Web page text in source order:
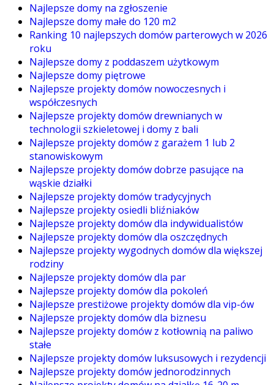
Najlepsze domy na zgłoszenie
Najlepsze domy małe do 120 m2
Ranking 10 najlepszych domów parterowych w 2026
roku
Najlepsze domy z poddaszem użytkowym
Najlepsze domy piętrowe
Najlepsze projekty domów nowoczesnych i
współczesnych
Najlepsze projekty domów drewnianych w
technologii szkieletowej i domy z bali
Najlepsze projekty domów z garażem 1 lub 2
stanowiskowym
Najlepsze projekty domów dobrze pasujące na
wąskie działki
Najlepsze projekty domów tradycyjnych
Najlepsze projekty osiedli bliźniaków
Najlepsze projekty domów dla indywidualistów
Najlepsze projekty domów dla oszczędnych
Najlepsze projekty wygodnych domów dla większej
rodziny
Najlepsze projekty domów dla par
Najlepsze projekty domów dla pokoleń
Najlepsze prestiżowe projekty domów dla vip-ów
Najlepsze projekty domów dla biznesu
Najlepsze projekty domów z kotłownią na paliwo
stałe
Najlepsze projekty domów luksusowych i rezydencji
Najlepsze projekty domów jednorodzinnych